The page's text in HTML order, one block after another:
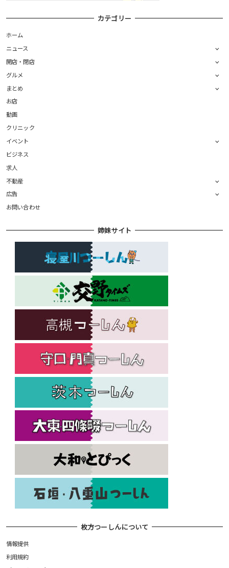
カテゴリー
ホーム
ニュース
開店・閉店
グルメ
まとめ
お店
動画
クリニック
イベント
ビジネス
求人
不動産
広告
お問い合わせ
姉妹サイト
枚方つーしんについて
情報提供
利用規約